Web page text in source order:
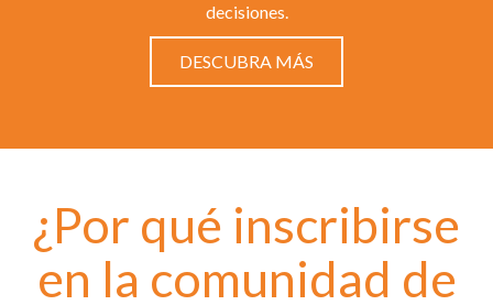
decisiones.
DESCUBRA MÁS
¿Por qué inscribirse
en la comunidad de